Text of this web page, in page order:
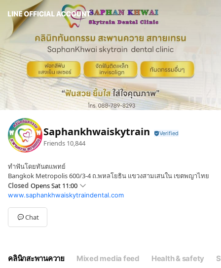
Saphankhwaiskytrain
Friends 10,844
ทำฟันโดยทันตแพทย์
Bangkok Metropolis 600/3-4 ถ.พหลโยธิน แขวงสามเสนใน เขตพญาไทย
Closed Opens Sat 11:00
Sun11:00 - 20:00
Mon11:00 - 20:00
Tue11:00 - 20:00
Wed11:00 - 20:00
Sat11:00 - 20:00
www.saphankhwaiskytraindental.com
Chat
คลินิกสะพานควาย Mixed media feed Health & safety